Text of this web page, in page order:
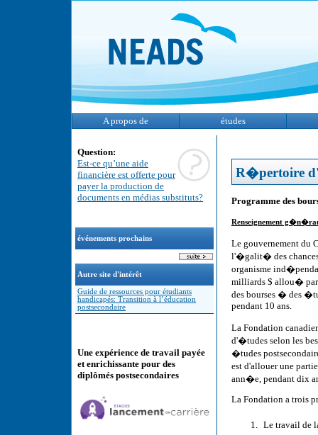
A propos de études
Question:
Est-ce qu’une aide
financière est offerte pour
payer la production de
documents en médias substituts?
événements prochains
Autre site d'intérêt
Guide de ressources pour étudiants
handicapés: Transition à l’éducation
postsecondaire
Une expérience de travail payée
et enrichissante pour des
diplômés postsecondaires
R�pertoire
Programme des
Renseignement
Le gouvernement du
l'�galit� des
organisme
milliards $ allou� par
des bourses � des
pendant 10 ans.
La Fondation
d'�tudes selon les
�tudes
est d'allouer une
ann�e, pendant dix
La Fondation a trois
Le travail de